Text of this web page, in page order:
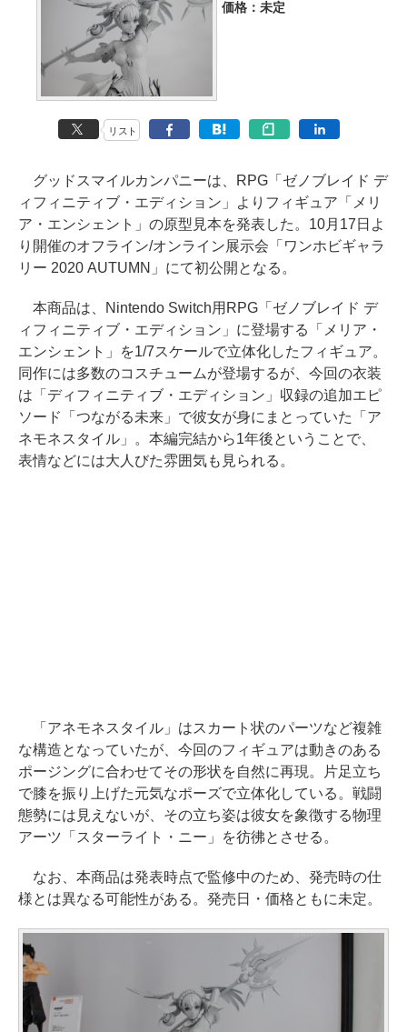
価格：未定
リスト
グッドスマイルカンパニーは、RPG「ゼノブレイド デ
ィフィニティブ・エディション」よりフィギュア「メリ
ア・エンシェント」の原型見本を発表した。10月17日よ
り開催のオフライン/オンライン展示会「ワンホビギャラ
リー 2020 AUTUMN」にて初公開となる。
本商品は、Nintendo Switch用RPG「ゼノブレイド デ
ィフィニティブ・エディション」に登場する「メリア・
エンシェント」を1/7スケールで立体化したフィギュア。
同作には多数のコスチュームが登場するが、今回の衣装
は「ディフィニティブ・エディション」収録の追加エピ
ソード「つながる未来」で彼女が身にまとっていた「ア
ネモネスタイル」。本編完結から1年後ということで、
表情などには大人びた雰囲気も見られる。
「アネモネスタイル」はスカート状のパーツなど複雑
な構造となっていたが、今回のフィギュアは動きのある
ポージングに合わせてその形状を自然に再現。片足立ち
で膝を振り上げた元気なポーズで立体化している。戦闘
態勢には見えないが、その立ち姿は彼女を象徴する物理
アーツ「スターライト・ニー」を彷彿とさせる。
なお、本商品は発表時点で監修中のため、発売時の仕
様とは異なる可能性がある。発売日・価格ともに未定。